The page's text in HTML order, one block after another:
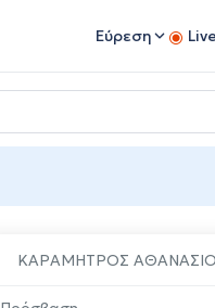
Εύρεση
ΚΑΡΑΜΗΤΡΟΣ